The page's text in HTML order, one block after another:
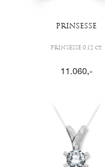
PRINSESSE
PRINSESSE 0,12 ct.
11.060,-